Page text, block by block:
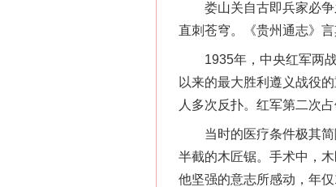
娄山关自古即兵家必争
直刺苍穹。《贵州通志》言
1935年，中央红军两战
以来的最大胜利遵义战役
人多次反扑。红军第二次
当时的医疗条件极其简
半截的木匠锯。手术中，
他坚强的意志所感动，年